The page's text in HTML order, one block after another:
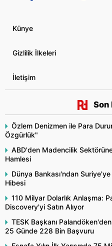
Künye
Gizlilik İlkeleri
İletişim
Son
Özlem Denizmen ile Para
Özgürlük"
ABD'den Madencilik
Hamlesi
Dünya Bankası'ndan
Hibesi
110 Milyar Dolarlık Anlaşma:
Discovery'yi Satın Alıyor
TESK Başkanı Palandöken'den
25 Günde 228 Bin Başvuru